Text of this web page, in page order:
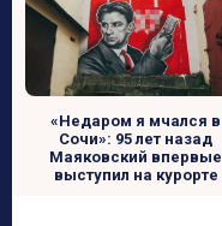
«Недаром я мчался в
Сочи»: 95 лет назад
Маяковский впервые
выступил на курорте